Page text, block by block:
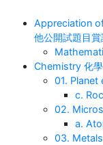
光谱色——它
收到红光和蓝
造”出这种颜
举例： 4. 为
我们： 结语
Appreciation
他公開試題目賞
Chemistry 化學
01. Planet
c.
02.
a.
03.